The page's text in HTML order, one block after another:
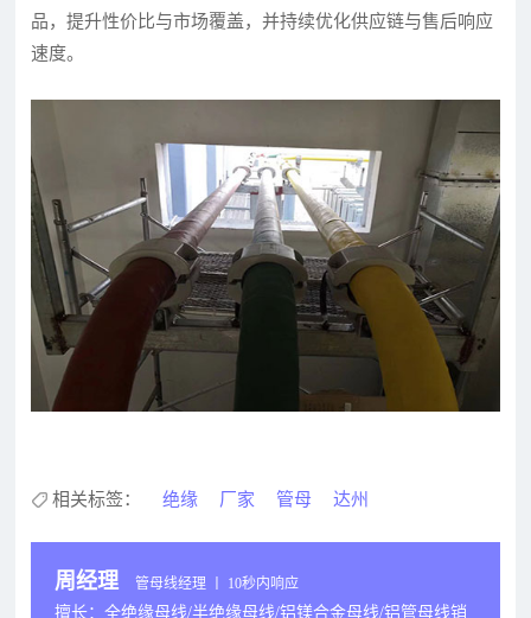
品，提升性价比与市场覆盖，并持续优化供应链与售后响应
速度。
相关标签： 绝缘 厂家 管母 达州
周经理 管母线经理 丨 10秒内响应
擅长：全绝缘母线/半绝缘母线/铝镁合金母线/铝管母线销